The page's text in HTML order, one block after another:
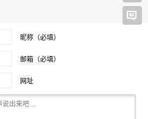
昵称（必填）
邮箱（必填）
网址